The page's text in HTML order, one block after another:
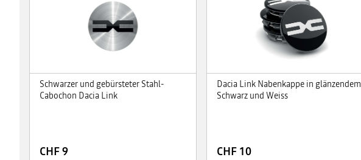
Schwarzer und gebürsteter Stahl-
Cabochon Dacia Link
CHF 9
Dacia Link Nabenkappe in glänzendem
Schwarz und Weiss
CHF 10